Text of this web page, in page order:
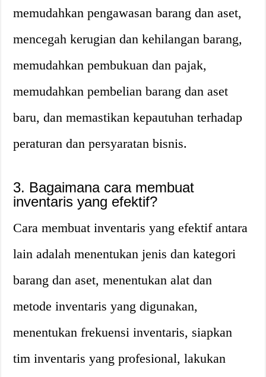
memudahkan pengawasan barang dan aset,
mencegah kerugian dan kehilangan barang,
memudahkan pembukuan dan pajak,
memudahkan pembelian barang dan aset
baru, dan memastikan kepautuhan terhadap
peraturan dan persyaratan bisnis.
3. Bagaimana cara membuat
inventaris yang efektif?
Cara membuat inventaris yang efektif antara
lain adalah menentukan jenis dan kategori
barang dan aset, menentukan alat dan
metode inventaris yang digunakan,
menentukan frekuensi inventaris, siapkan
tim inventaris yang profesional, lakukan